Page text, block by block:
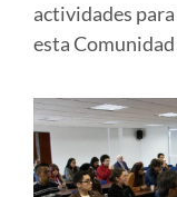
actividades
esta